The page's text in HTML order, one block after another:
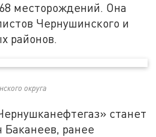
месторождений. Она
Чернушинского и
районов.
округа
станет
Баканеев, ранее